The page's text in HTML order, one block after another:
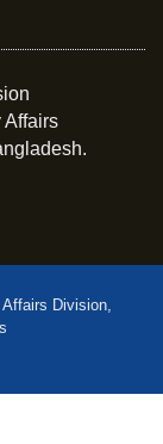
Affairs
Division,